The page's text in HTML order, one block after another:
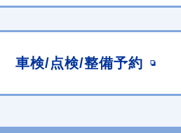
車検/点検/整備予約